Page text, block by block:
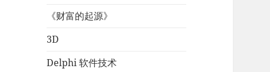
《财富的起源》
3D
Delphi 软件技术